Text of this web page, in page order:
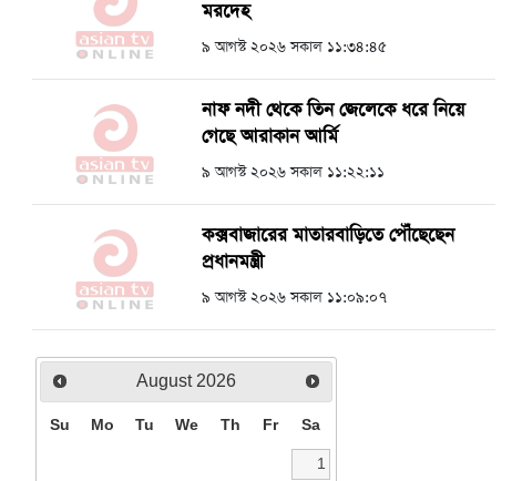
মরদেহ
৯ আগস্ট ২০২৬ সকাল ১১:৩৪:৪৫
নাফ নদী থেকে তিন জেলেকে ধরে নিয়ে
গেছে আরাকান আর্মি
৯ আগস্ট ২০২৬ সকাল ১১:২২:১১
কক্সবাজারের মাতারবাড়িতে পৌঁছেছেন
প্রধানমন্ত্রী
৯ আগস্ট ২০২৬ সকাল ১১:০৯:০৭
August 2026
Su Mo Tu We Th Fr Sa
1